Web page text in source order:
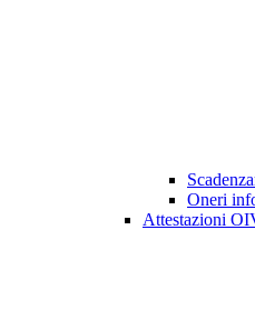
Oneri
Attestazioni